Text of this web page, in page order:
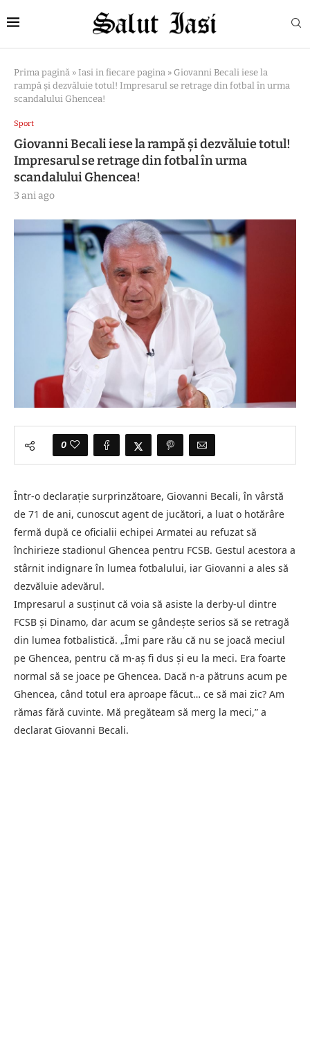
Prima pagină » Iasi in fiecare pagina » Giovanni Becali iese la
rampă și dezvăluie totul! Impresarul se retrage din fotbal în urma
scandalului Ghencea!
Sport
Giovanni Becali iese la rampă și dezvăluie totul!
Impresarul se retrage din fotbal în urma
scandalului Ghencea!
3 ani ago
0
Într-o declarație surprinzătoare, Giovanni Becali, în vârstă
de 71 de ani, cunoscut agent de jucători, a luat o hotărâre
fermă după ce oficialii echipei Armatei au refuzat să
închirieze stadionul Ghencea pentru FCSB. Gestul acestora a
stârnit indignare în lumea fotbalului, iar Giovanni a ales să
dezvăluie adevărul.
Impresarul a susținut că voia să asiste la derby-ul dintre
FCSB și Dinamo, dar acum se gândește serios să se retragă
din lumea fotbalistică. „Îmi pare rău că nu se joacă meciul
pe Ghencea, pentru că m-aș fi dus și eu la meci. Era foarte
normal să se joace pe Ghencea. Dacă n-a pătruns acum pe
Ghencea, când totul era aproape făcut… ce să mai zic? Am
rămas fără cuvinte. Mă pregăteam să merg la meci,” a
declarat Giovanni Becali.